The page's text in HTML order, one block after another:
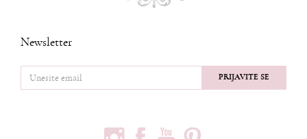
Newsletter
PRIJAVITE SE